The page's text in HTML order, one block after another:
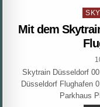
in
Mit dem
Skytrain Düsseldorf
Düsseldorf Flughafen
Parkhaus